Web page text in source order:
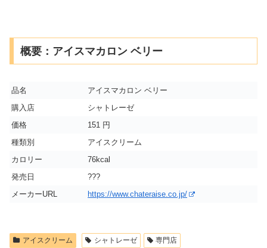
概要：アイスマカロン ベリー
品名
アイスマカロン ベリー
購入店
シャトレーゼ
価格
151 円
種類別
アイスクリーム
カロリー
76kcal
発売日
???
メーカーURL
https://www.chateraise.co.jp/
アイスクリーム シャトレーゼ 専門店